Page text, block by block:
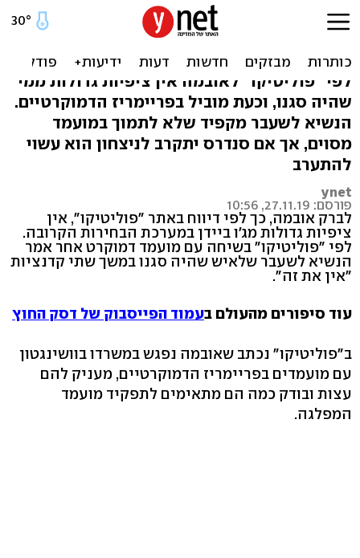
"אובמה למועמד דמוקרטי:
'לביידן אין את זה'"
לפי "פוליטיקו" לאובמה אין ציפיות גדולות ממי
שהיה סגנו, וכעת מוביל בפריימריז הדמוקרטיים.
הנשיא לשעבר מקפיד שלא לתמוך במועמד
מסוים, אך אם סנדרס יתקרב לניצחון הוא עשוי
להתערב
ynet
פורסם: 27.11.19, 10:56
לברק אובמה, כך לפי דיווח באתר "פוליטיקו", אין
ציפיות גדולות מג'ו ביידן במערכת הבחירות הקרובה.
לפי "פוליטיקו" בשיחה עם מועמד דמוקרט אחר אמר
הנשיא לשעבר שלאיש שהיה סגנו במשך שתי קדנציות
"אין את זה".
עוד סיפורים מהעולם בעמוד הפייסבוק של דסק החוץ
ב"פוליטיקו" נכתב שאובמה נפגש במשרדו בוושינגטון
עם מועמדים בפריימריז הדמוקרטיים, מעניק להם
עצות ובודק כמה הם מתאימים לתפקיד מועמד
המפלגה.